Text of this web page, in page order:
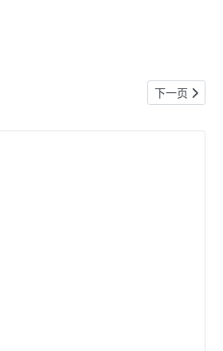
政策变了留学生要不要变？ 下一篇文章:
下一页